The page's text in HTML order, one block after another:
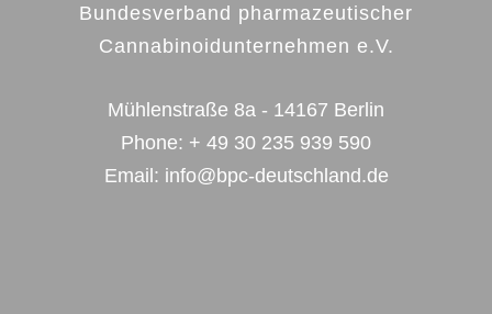
Bundesverband pharmazeutischer
Cannabinoidunternehmen e.V.
Mühlenstraße 8a - 14167 Berlin
Phone: + 49 30 235 939 590
Email: info@bpc-deutschland.de